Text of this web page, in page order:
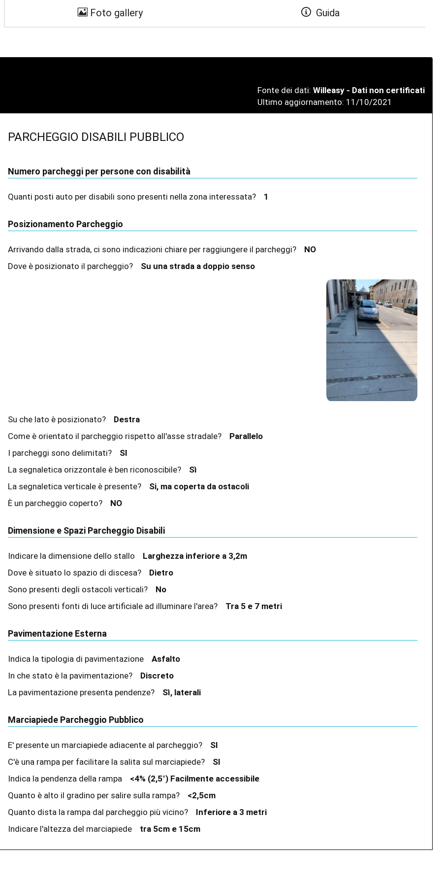
Foto gallery Guida
Fonte dei dati: Willeasy - Dati non certificati
Ultimo aggiornamento: 11/10/2021
PARCHEGGIO DISABILI PUBBLICO
Numero parcheggi per persone con disabilità
Quanti posti auto per disabili sono presenti nella zona interessata? 1
Posizionamento Parcheggio
Arrivando dalla strada, ci sono indicazioni chiare per raggiungere il parcheggi?
NO
Dove è posizionato il parcheggio?
Su una strada a doppio senso
Su che lato è posizionato?
Destra
Come è orientato il parcheggio rispetto all'asse stradale?
Parallelo
I parcheggi sono delimitati?
SI
La segnaletica orizzontale è ben riconoscibile?
Sì
La segnaletica verticale è presente?
Si, ma coperta da ostacoli
È un parcheggio coperto?
NO
Dimensione e Spazi Parcheggio Disabili
Indicare la dimensione dello stallo
Larghezza inferiore a 3,2m
Dove è situato lo spazio di discesa?
Dietro
Sono presenti degli ostacoli verticali?
No
Sono presenti fonti di luce artificiale ad illuminare l'area?
Tra 5 e 7 metri
Pavimentazione Esterna
Indica la tipologia di pavimentazione
Asfalto
In che stato è la pavimentazione?
Discreto
La pavimentazione presenta pendenze?
Sì, laterali
Marciapiede Parcheggio Pubblico
E' presente un marciapiede adiacente al parcheggio?
SI
C'è una rampa per facilitare la salita sul marciapiede?
SI
Indica la pendenza della rampa
<4% (2,5°) Facilmente accessibile
Quanto è alto il gradino per salire sulla rampa?
<2,5cm
Quanto dista la rampa dal parcheggio più vicino?
Inferiore a 3 metri
Indicare l'altezza del marciapiede
tra 5cm e 15cm